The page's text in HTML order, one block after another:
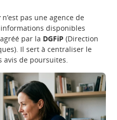
n’est pas une agence de
disponibles
par la DGFiP (Direction
Il sert à centraliser le
avis de poursuites.